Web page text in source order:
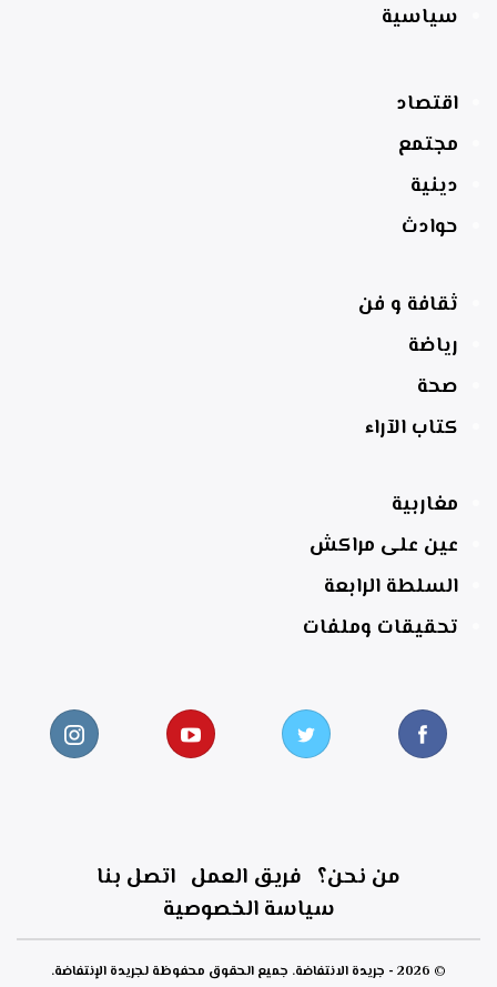
سياسية
اقتصاد
مجتمع
دينية
حوادث
ثقافة و فن
رياضة
صحة
كتاب الآراء
مغاربية
عين على مراكش
السلطة الرابعة
تحقيقات وملفات
من نحن؟ فريق العمل اتصل بنا
سياسة الخصوصية
© 2026 - جريدة الانتفاضة. جميع الحقوق محفوظة لجريدة الإنتفاضة.